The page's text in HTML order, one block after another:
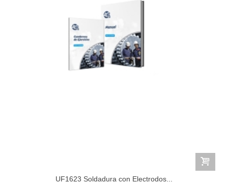
UF1623 Soldadura con Electrodos...